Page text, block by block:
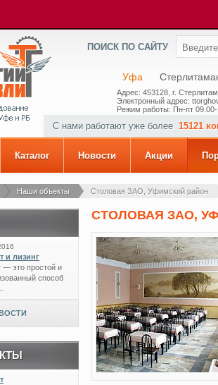
ПОИСК ПО САЙТУ
Уфа
Адрес: 453128, г.
Электронный адрес:
Режим работы: Пн-пт
С нами работают уже более 15121
Каталог Новости Акции
Наши объекты Столовая ЗАО, Уфимский район
СТОЛОВАЯ ЗАО,
и лизинг
— это простой и
способ